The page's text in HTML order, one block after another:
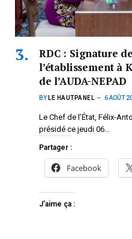
RDC : Signature
l’établissement à
de l’AUDA-NEPAD
BY LE HAUTPANEL 6 AOÛT
Le Chef de l’État, Félix-
présidé ce jeudi 06…
Partager :
Facebook
J’aime ça :